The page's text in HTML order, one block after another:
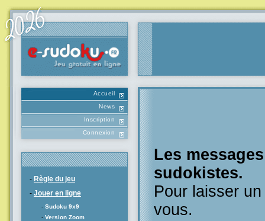
Accueil
News
Inscription
Connexion
- Règle du jeu
- Jouer en ligne
- Sudoku 9x9
- Version Zoom
Les
sudokistes.
Pour laisser
vous.